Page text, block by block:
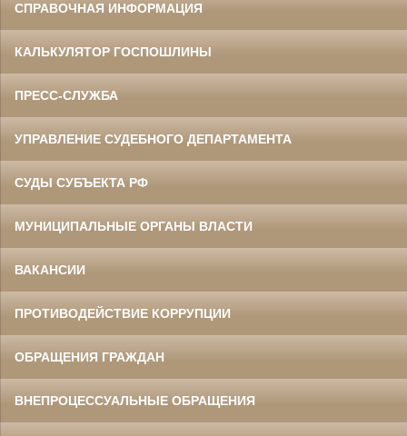
СПРАВОЧНАЯ ИНФОРМАЦИЯ
КАЛЬКУЛЯТОР ГОСПОШЛИНЫ
ПРЕСС-СЛУЖБА
УПРАВЛЕНИЕ СУДЕБНОГО ДЕПАРТАМЕНТА
СУДЫ СУБЪЕКТА РФ
МУНИЦИПАЛЬНЫЕ ОРГАНЫ ВЛАСТИ
ВАКАНСИИ
ПРОТИВОДЕЙСТВИЕ КОРРУПЦИИ
ОБРАЩЕНИЯ ГРАЖДАН
ВНЕПРОЦЕССУАЛЬНЫЕ ОБРАЩЕНИЯ